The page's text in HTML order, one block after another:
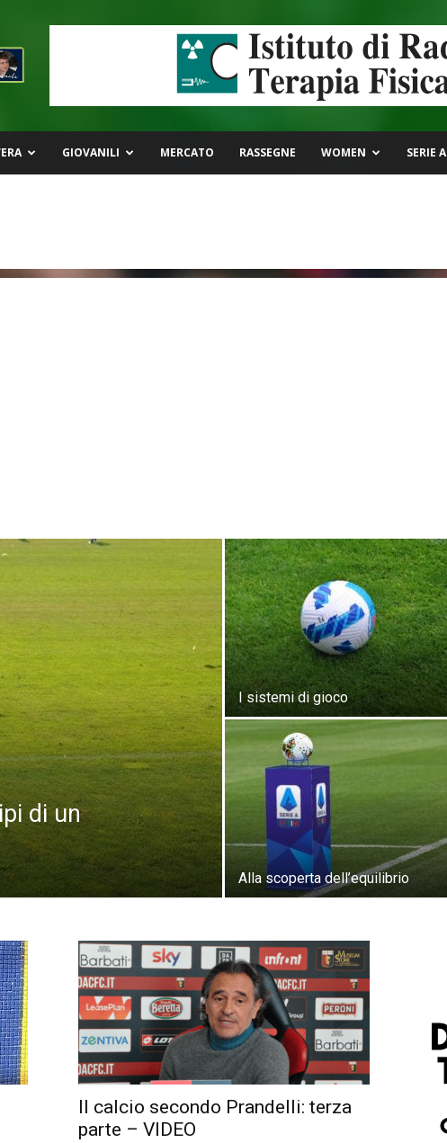
GIOVANILI MERCATO RASSEGNE WOMEN SERIE A
di un
I sistemi di gioco
Alla scoperta dell’equilibrio
Il calcio secondo Prandelli: terza
parte – VIDEO